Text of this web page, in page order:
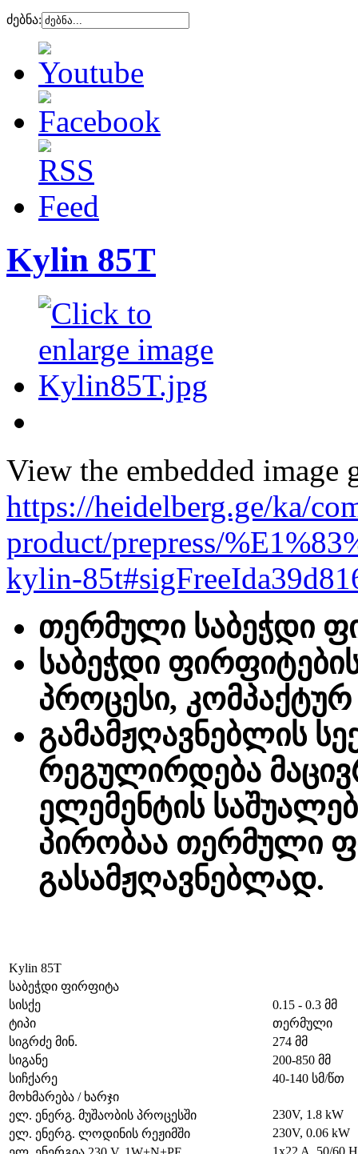
ძებნა:
Kylin 85T
View the embedded image
https://heidelberg.ge/ka/
product/prepress/
kylin-
თერმული საბეჭდი
საბეჭდი
პროცესი, კომპაქტურ
გამამჟღავნებლის
რეგულირდება
ელემენტის
პირობაა თერმული
გასამჟღავნებლად.
Kylin 85T
საბეჭდი ფირფიტა
სისქე
0.15 - 0.3 მმ
ტიპი
თერმული
სიგრძე მინ.
274 მმ
სიგანე
200-850 მმ
სიჩქარე
40-140 სმ/წთ
მოხმარება / ხარჯი
ელ. ენერგ. მუშაობის პროცესში
230V, 1.8 kW
ელ. ენერგ. ლოდინის რეჟიმში
230V, 0.06 kW
1x22 A, 50/60